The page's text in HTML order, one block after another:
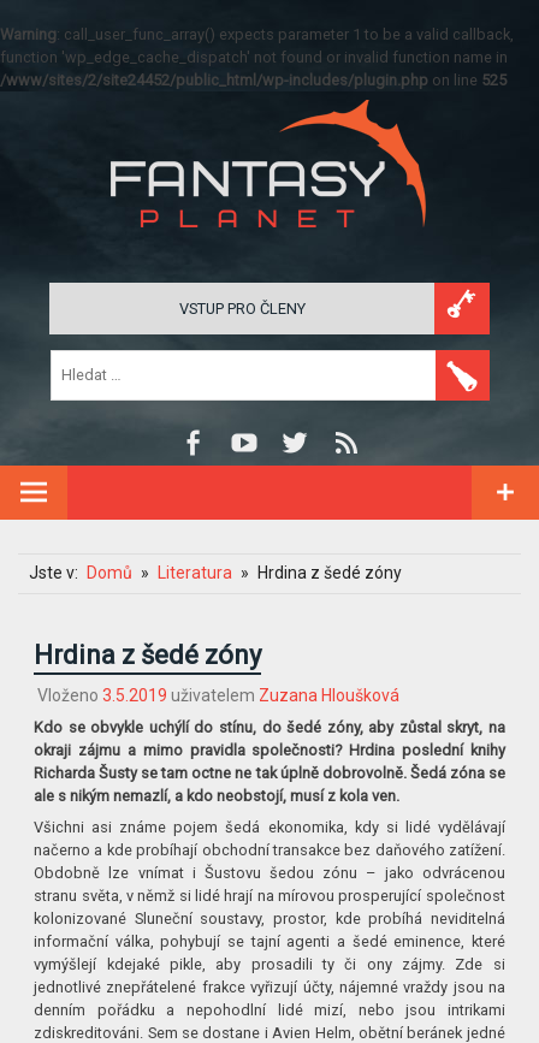
Warning: call_user_func_array() expects parameter 1 to be a valid callback,
function 'wp_edge_cache_dispatch' not found or invalid function name in
/www/sites/2/site24452/public_html/wp-includes/plugin.php on line 525
VSTUP PRO ČLENY
Jste v: Domů Literatura Hrdina z šedé zóny
Hrdina z šedé zóny
Vloženo 3.5.2019 uživatelem Zuzana Hloušková
Kdo se obvykle uchýlí do stínu, do šedé zóny, aby zůstal skryt, na
okraji zájmu a mimo pravidla společnosti? Hrdina poslední knihy
Richarda Šusty se tam octne ne tak úplně dobrovolně. Šedá zóna se
ale s nikým nemazlí, a kdo neobstojí, musí z kola ven.
Všichni asi známe pojem šedá ekonomika, kdy si lidé vydělávají
načerno a kde probíhají obchodní transakce bez daňového zatížení.
Obdobně lze vnímat i Šustovu šedou zónu – jako odvrácenou
stranu světa, v němž si lidé hrají na mírovou prosperující společnost
kolonizované Sluneční soustavy, prostor, kde probíhá neviditelná
informační válka, pohybují se tajní agenti a šedé eminence, které
vymýšlejí kdejaké pikle, aby prosadili ty či ony zájmy. Zde si
jednotlivé znepřátelené frakce vyřizují účty, nájemné vraždy jsou na
denním pořádku a nepohodlní lidé mizí, nebo jsou intrikami
zdiskreditováni. Sem se dostane i Avien Helm, obětní beránek jedné